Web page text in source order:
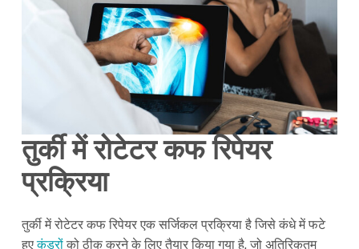
तुर्की में रोटेटर कफ रिपेयर
प्रक्रिया
तुर्की में रोटेटर कफ रिपेयर एक सर्जिकल प्रक्रिया है जिसे कंधे में फटे
हुएकंडरोंको ठीक करने के लिए तैयार किया गया है, जो अतिरिकतम